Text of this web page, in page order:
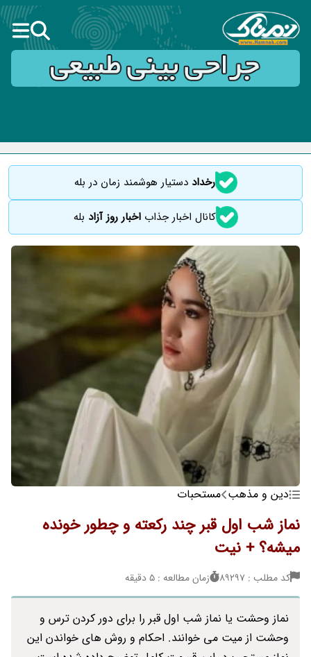
رخداددستیار هوشمند زمان در بله
کانال اخبار جذاباخبار روز آزاد بله
دین و مذهب مستحبات
نماز شب اول قبر چند رکعته و چطور خونده
میشه؟ + نیت
کد مطلب : 89297 زمان مطالعه : 5 دقیقه
نماز وحشت یا نماز شب اول قبر را برای دور کردن ترس و
وحشت از میت می خوانند. احکام و روش های خواندن این